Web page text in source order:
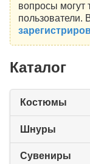
вопросы могут
пользователи.
Каталог
Костюмы
Шнуры
Сувениры